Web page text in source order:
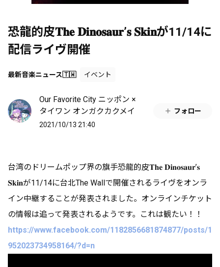
恐龍的皮𝐓𝐡𝐞 𝐃𝐢𝐧𝐨𝐬𝐚𝐮𝐫’𝐬 𝐒𝐤𝐢𝐧が11/14に
配信ライヴ開催
最新音楽ニュース🇹🇼 イベント
Our Favorite City ニッポン ×
タイワン オンガクカクメイ
2021/10/13 21:40
フォロー
台湾のドリームポップ界の旗手恐龍的皮𝐓𝐡𝐞 𝐃𝐢𝐧𝐨𝐬𝐚𝐮𝐫’𝐬
𝐒𝐤𝐢𝐧が11/14に台北The Wallで開催されるライヴをオンラ
イン中継することが発表されました。オンラインチケット
の情報は追って発表されるようです。これは観たい！！
https://www.facebook.com/1182856681874877/posts/1
952023734958164/?d=n